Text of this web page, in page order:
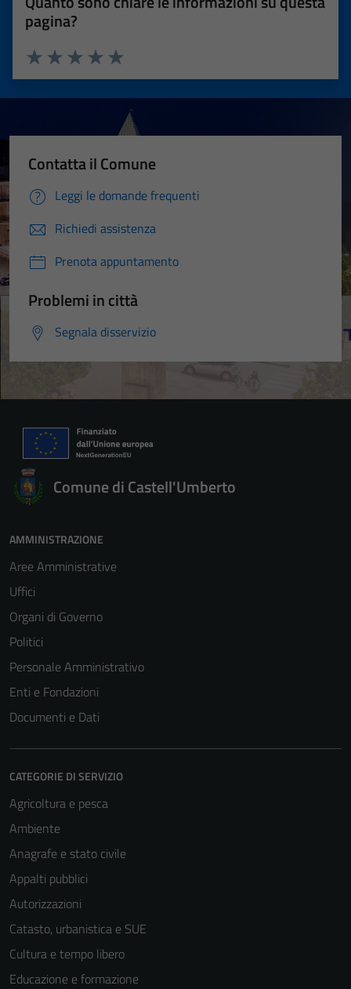
pagina?
Valuta 5 stelle su 5
Valuta 4 stelle su 5
Valuta 3 stelle su 5
Valuta 2 stelle su 5
Valuta 1 stelle su 5
Contatta il Comune
Leggi le domande frequenti
Richiedi assistenza
Prenota appuntamento
Problemi in città
Segnala disservizio
Comune di Castell'Umberto
AMMINISTRAZIONE
Aree Amministrative
Uffici
Organi di Governo
Politici
Personale Amministrativo
Enti e Fondazioni
Documenti e Dati
CATEGORIE DI SERVIZIO
Agricoltura e pesca
Ambiente
Anagrafe e stato civile
Appalti pubblici
Autorizzazioni
Catasto, urbanistica e SUE
Cultura e tempo libero
Educazione e formazione